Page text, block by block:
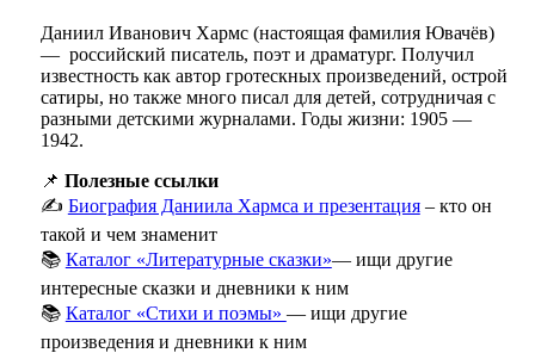
Даниил Иванович Хармс (настоящая фамилия Ювачёв)
— российский писатель, поэт и драматург. Получил
известность как автор гротескных произведений, острой
сатиры, но также много писал для детей, сотрудничая с
разными детскими журналами. Годы жизни: 1905 —
1942.
📌 Полезные ссылки
✍️ Биография Даниила Хармса и презентация– кто он
такой и чем знаменит
📚 Каталог «Литературные сказки»— ищи другие
интересные сказки и дневники к ним
📚 Каталог «Стихи и поэмы» — ищи другие
произведения и дневники к ним